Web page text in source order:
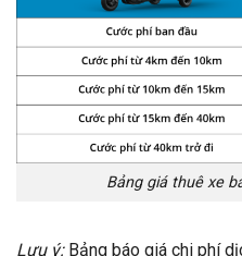
Bảng giá thuê xe
Lưu ý:Bảng báo giá chi phí